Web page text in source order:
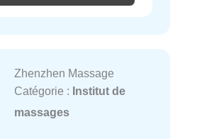
Zhenzhen Massage
Catégorie : Institut de
massages